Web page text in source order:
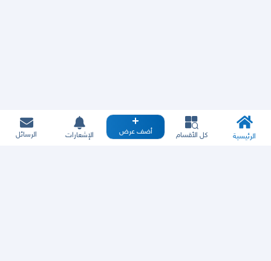
الرئيسية كل الأقسام أضف عرض الإشعارات الرسائل